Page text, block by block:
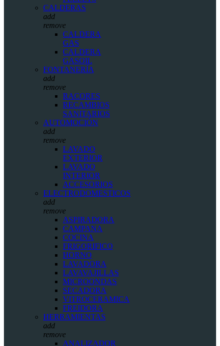
CALDERAS
add
remove
CALDERA
GAS
CALDERA
GASOIL
FONTANERÍA
add
remove
RACORES
RECAMBIOS
SANITARIOS
AUTOMOCIÓN
add
remove
LAVADO
EXTERIOR
LAVADO
INTERIOR
ACCESORIOS
ELECTRODOMESTICOS
add
remove
ASPIRADORA
CAMPANA
COCINA
FRIGORIFICO
HORNO
LAVADORA
LAVAVAJILLAS
MICROONDAS
SECADORA
VITROCERAMICA
FREIDORA
HERRAMIENTAS
add
remove
ANALIZADOR